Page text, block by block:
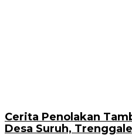
Cerita Penolakan
Desa Suruh,